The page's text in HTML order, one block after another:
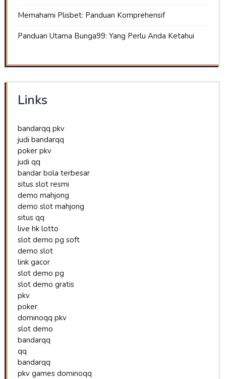
Memahami Plisbet: Panduan Komprehensif
Panduan Utama Bunga99: Yang Perlu Anda Ketahui
Links
bandarqq pkv
judi bandarqq
poker pkv
judi qq
bandar bola terbesar
situs slot resmi
demo mahjong
demo slot mahjong
situs qq
live hk lotto
slot demo pg soft
demo slot
link gacor
slot demo pg
slot demo gratis
pkv
poker
dominoqq pkv
slot demo
bandarqq
qq
bandarqq
pkv games dominoqq